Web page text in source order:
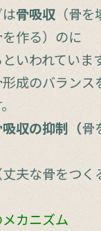
骨吸収 （骨
を作る）のに
いわれていま
成のバランス
収の抑制（骨
丈夫な骨をつ
カニズム